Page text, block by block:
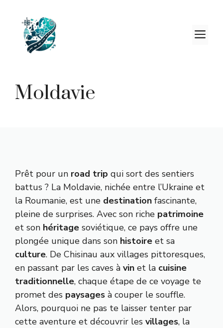
contenu
Moldavie
Prêt pour un road trip qui sort des sentiers
battus ? La Moldavie, nichée entre l’Ukraine et
la Roumanie, est une destination fascinante,
pleine de surprises. Avec son riche patrimoine
et son héritage soviétique, ce pays offre une
plongée unique dans son histoire et sa
culture. De Chisinau aux villages pittoresques,
en passant par les caves à vin et la cuisine
traditionnelle, chaque étape de ce voyage te
promet des paysages à couper le souffle.
Alors, pourquoi ne pas te laisser tenter par
cette aventure et découvrir les villages, la